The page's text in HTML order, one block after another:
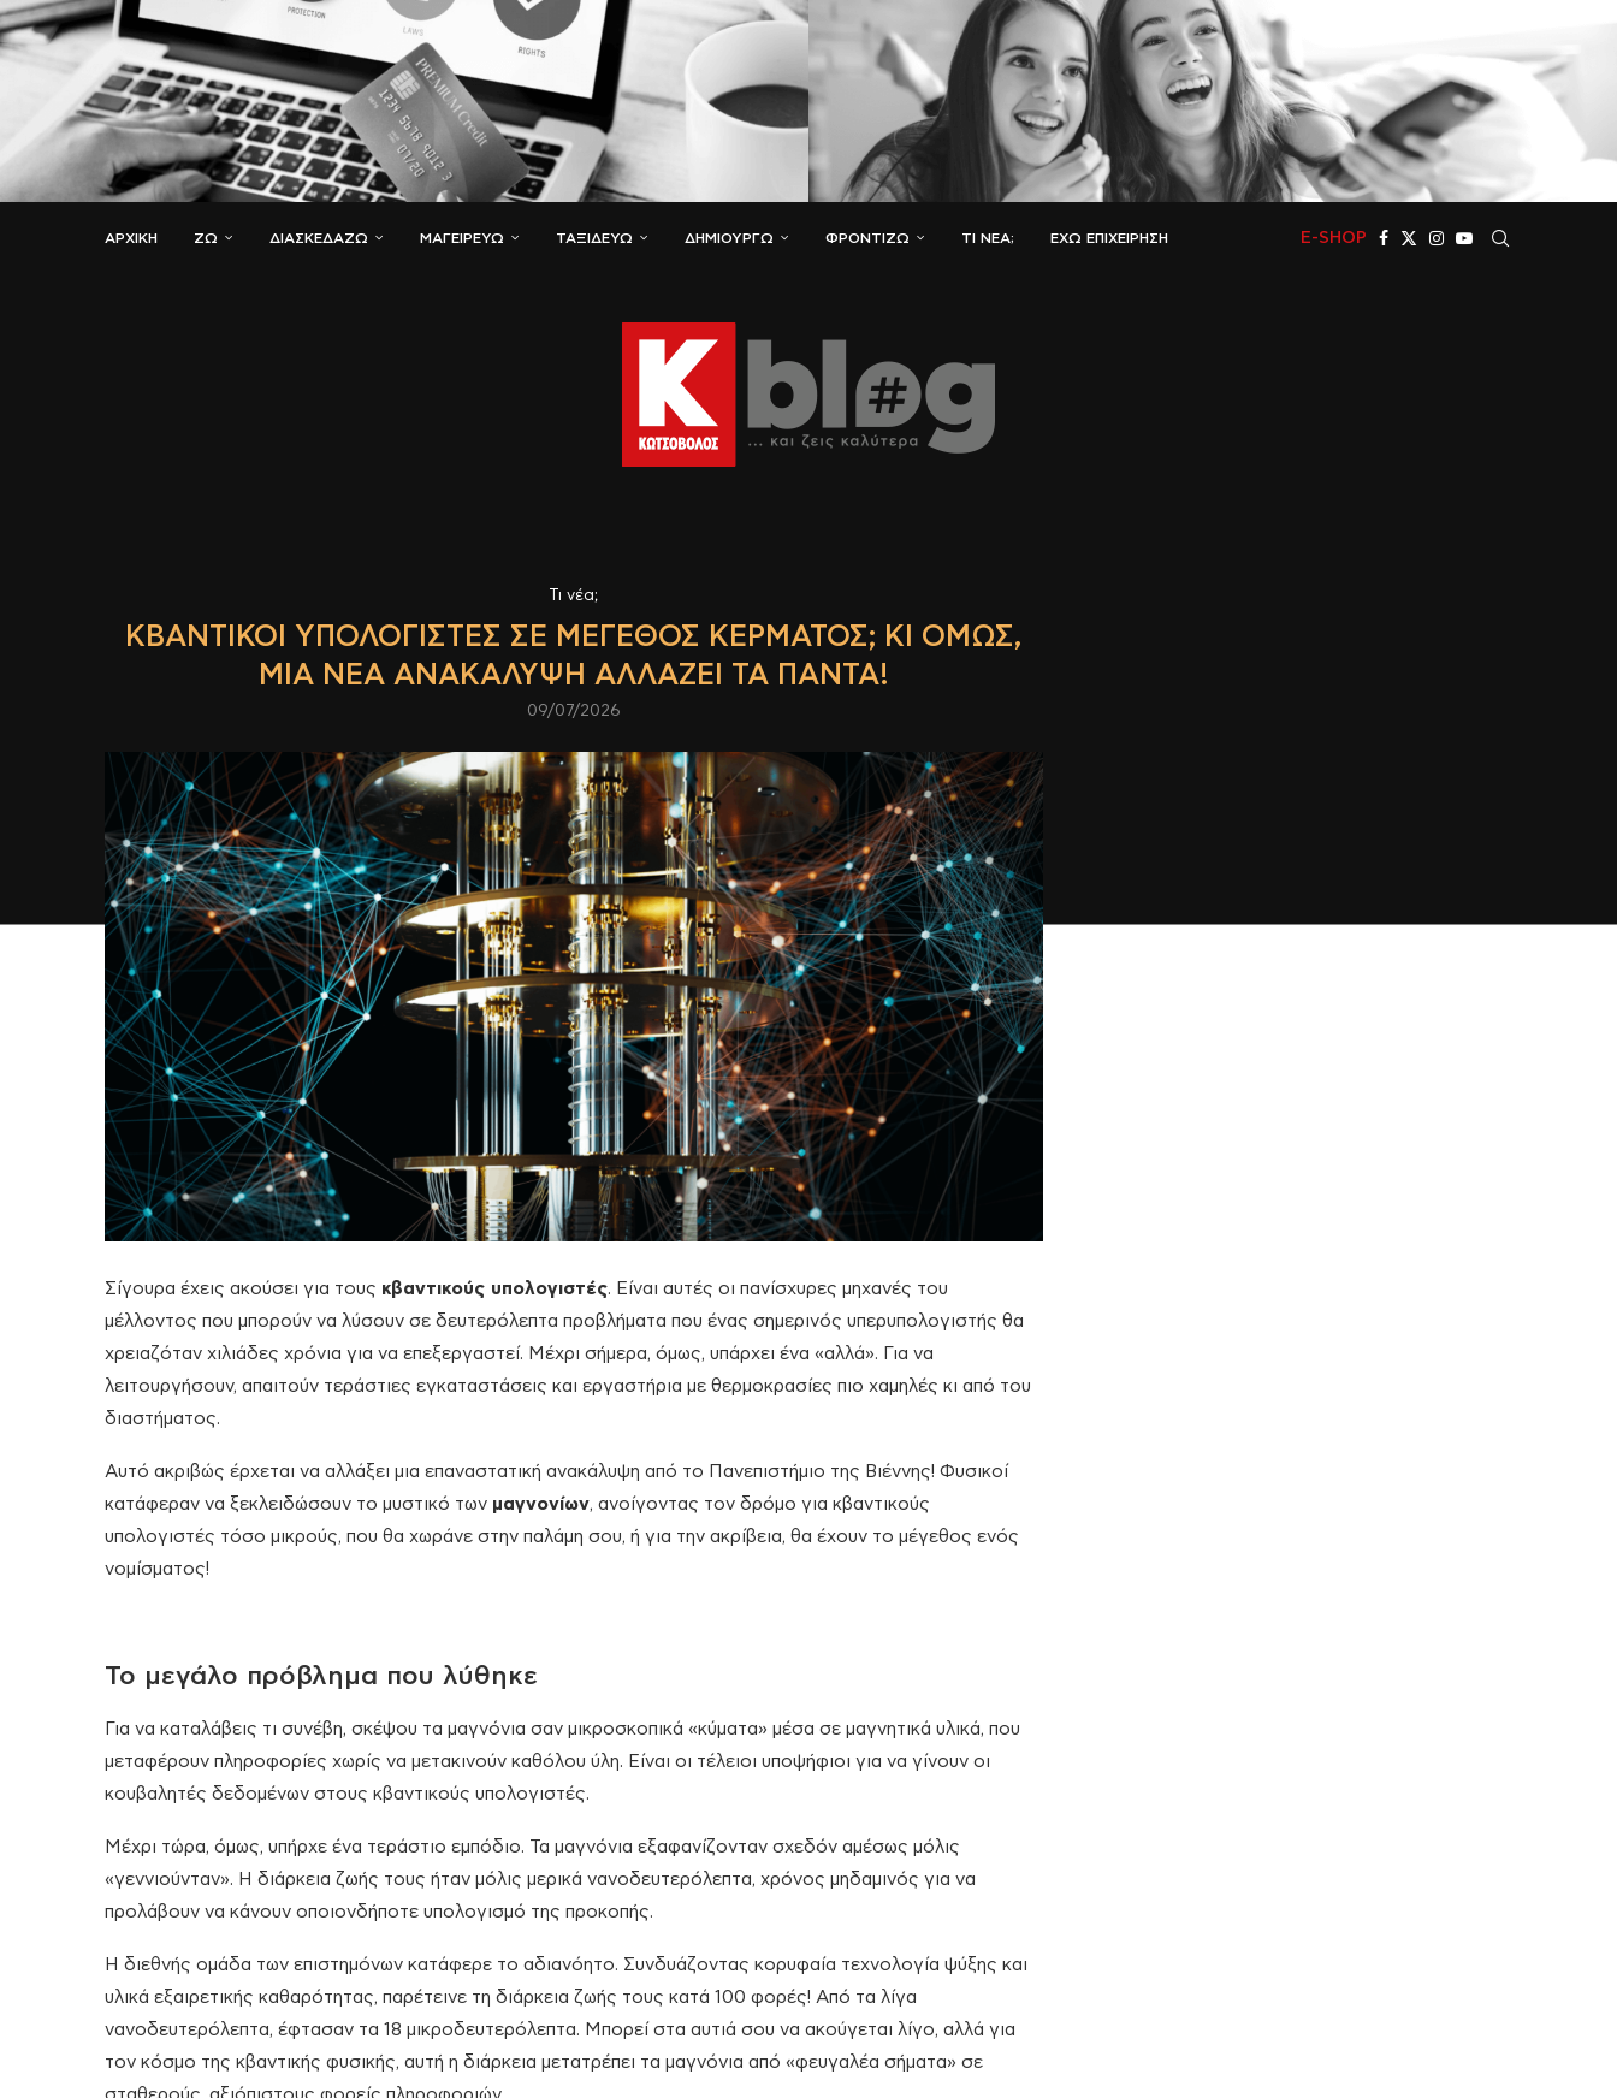
ΑΡΧΙΚΗ ΖΏ ΔΙΑΣΚΕΔΆΖΩ ΜΑΓΕΙΡΕΎΩ ΤΑΞΙΔΕΎΩ ΔΗΜΙΟΥΡΓΏ ΦΡΟΝΤΊΖΩ ΤΙ ΝΈΑ; ΈΧΩ ΕΠΙΧΕΊΡΗΣΗ E-SHOP
Τι νέα;
ΚΒΑΝΤΙΚΟΊ ΥΠΟΛΟΓΙΣΤΈΣ ΣΕ ΜΈΓΕΘΟΣ ΚΈΡΜΑΤΟΣ; ΚΙ ΌΜΩΣ,
ΜΙΑ ΝΈΑ ΑΝΑΚΆΛΥΨΗ ΑΛΛΆΖΕΙ ΤΑ ΠΆΝΤΑ!
09/07/2026
Σίγουρα έχεις ακούσει για τους κβαντικούς υπολογιστές. Είναι αυτές οι πανίσχυρες μηχανές του
μέλλοντος που μπορούν να λύσουν σε δευτερόλεπτα προβλήματα που ένας σημερινός υπερυπολογιστής θα
χρειαζόταν χιλιάδες χρόνια για να επεξεργαστεί. Μέχρι σήμερα, όμως, υπάρχει ένα «αλλά». Για να
λειτουργήσουν, απαιτούν τεράστιες εγκαταστάσεις και εργαστήρια με θερμοκρασίες πιο χαμηλές κι από του
διαστήματος.
Αυτό ακριβώς έρχεται να αλλάξει μια επαναστατική ανακάλυψη από το Πανεπιστήμιο της Βιέννης! Φυσικοί
κατάφεραν να ξεκλειδώσουν το μυστικό των μαγνονίων, ανοίγοντας τον δρόμο για κβαντικούς
υπολογιστές τόσο μικρούς, που θα χωράνε στην παλάμη σου, ή για την ακρίβεια, θα έχουν το μέγεθος ενός
νομίσματος!
Το μεγάλο πρόβλημα που λύθηκε
Για να καταλάβεις τι συνέβη, σκέψου τα μαγνόνια σαν μικροσκοπικά «κύματα» μέσα σε μαγνητικά υλικά, που
μεταφέρουν πληροφορίες χωρίς να μετακινούν καθόλου ύλη. Είναι οι τέλειοι υποψήφιοι για να γίνουν οι
κουβαλητές δεδομένων στους κβαντικούς υπολογιστές.
Μέχρι τώρα, όμως, υπήρχε ένα τεράστιο εμπόδιο. Τα μαγνόνια εξαφανίζονταν σχεδόν αμέσως μόλις
«γεννιούνταν». Η διάρκεια ζωής τους ήταν μόλις μερικά νανοδευτερόλεπτα, χρόνος μηδαμινός για να
προλάβουν να κάνουν οποιονδήποτε υπολογισμό της προκοπής.
Η διεθνής ομάδα των επιστημόνων κατάφερε το αδιανόητο. Συνδυάζοντας κορυφαία τεχνολογία ψύξης και
υλικά εξαιρετικής καθαρότητας, παρέτεινε τη διάρκεια ζωής τους κατά 100 φορές! Από τα λίγα
νανοδευτερόλεπτα, έφτασαν τα 18 μικροδευτερόλεπτα. Μπορεί στα αυτιά σου να ακούγεται λίγο, αλλά για
τον κόσμο της κβαντικής φυσικής, αυτή η διάρκεια μετατρέπει τα μαγνόνια από «φευγαλέα σήματα» σε